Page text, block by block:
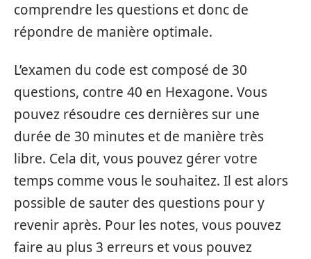
comprendre les questions et donc de
répondre de manière optimale.
L’examen du code est composé de 30
questions, contre 40 en Hexagone. Vous
pouvez résoudre ces dernières sur une
durée de 30 minutes et de manière très
libre. Cela dit, vous pouvez gérer votre
temps comme vous le souhaitez. Il est alors
possible de sauter des questions pour y
revenir après. Pour les notes, vous pouvez
faire au plus 3 erreurs et vous pouvez